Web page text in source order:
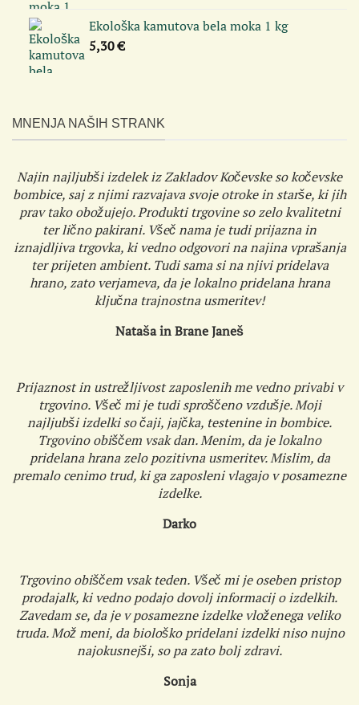
MNENJA NAŠIH STRANK
Najin najljubši izdelek iz Zakladov Kočevske so kočevske
bombice, saj z njimi razvajava svoje otroke in starše, ki jih
prav tako obožujejo. Produkti trgovine so zelo kvalitetni
ter lično pakirani. Všeč nama je tudi prijazna in
iznajdljiva trgovka, ki vedno odgovori na najina vprašanja
ter prijeten ambient. Tudi sama si na njivi pridelava
hrano, zato verjameva, da je lokalno pridelana hrana
ključna trajnostna usmeritev!
Nataša in Brane Janeš
Prijaznost in ustrežljivost zaposlenih me vedno privabi v
trgovino. Všeč mi je tudi sproščeno vzdušje. Moji
najljubši izdelki so čaji, jajčka, testenine in bombice.
Trgovino obiščem vsak dan. Menim, da je lokalno
pridelana hrana zelo pozitivna usmeritev. Mislim, da
premalo cenimo trud, ki ga zaposleni vlagajo v posamezne
izdelke.
Darko
Trgovino obiščem vsak teden. Všeč mi je oseben pristop
prodajalk, ki vedno podajo dovolj informacij o izdelkih.
Zavedam se, da je v posamezne izdelke vloženega veliko
truda. Mož meni, da biološko pridelani izdelki niso nujno
najokusnejši, so pa zato bolj zdravi.
Sonja
Ekološka kamutova bela moka 1 kg
5,30€